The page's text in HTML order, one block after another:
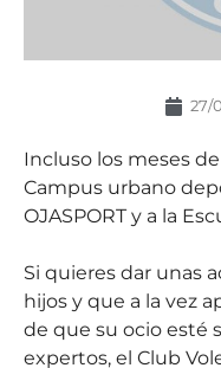
27/
Incluso los meses
Campus urbano
OJASPORT y a la
Si quieres dar unas
hijos y que a la vez
de que su ocio esté
expertos, el Club